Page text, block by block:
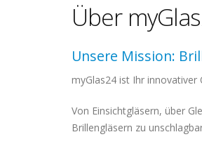
Über
Unsere Mission:
myGlas24 ist Ihr innovativer
Von Einsichtgläsern, über
Brillengläsern zu